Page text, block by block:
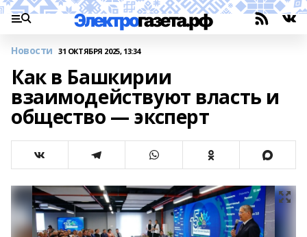
Новости 31 ОКТЯБРЯ 2025, 13:34
Как в Башкирии
взаимодействуют власть и
общество — эксперт